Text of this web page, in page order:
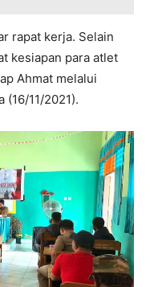
rapat kerja. Selain
kesiapan para atlet
Ahmat melalui
(16/11/2021).